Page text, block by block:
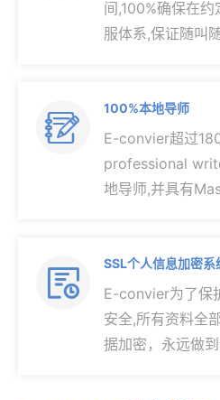
间,100%确保在
服体系,保证随叫

100%本地导师
E-convier超过
professional
地导师,并具有

SSL个人信息加密系
E-convier为了保
安全,所有资料全
据加密，永远做